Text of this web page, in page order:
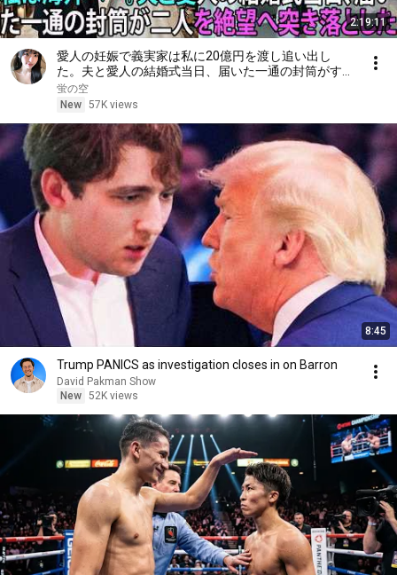
2:19:11
愛人の妊娠で義実家は私に20億円を渡し追い出し
た。夫と愛人の結婚式当日、届いた一通の封筒がすべ
てを終わらせた――| 感動する話 | スカッとする話
蛍の空
New 57K views
8:45
Trump PANICS as investigation closes in on Barron
David Pakman Show
New 52K views